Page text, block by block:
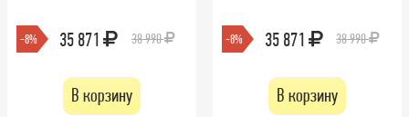
-8% 35 871 38 990
В корзину
-8% 35 871 38 990
В корзину